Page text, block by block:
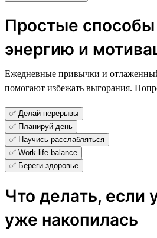
Простые способы
энергию и
Ежедневные привычки и
помогают избежать выгорания.
✅ Делай перерывы
✅ Планируй день
✅ Научись расслабляться
✅ Work-life balance
✅ Береги здоровье
Что делать, если
уже накопилась